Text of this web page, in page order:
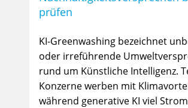
prüfen
KI-Greenwashing bezeichnet
oder irreführende
rund um Künstliche Intelligenz.
Konzerne werben mit
während generative KI viel